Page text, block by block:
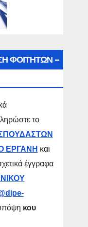
ΦΟΙΤΗΤΩΝ –
το
ΕΡΓΑΝΗ και
έγγραφα
κου